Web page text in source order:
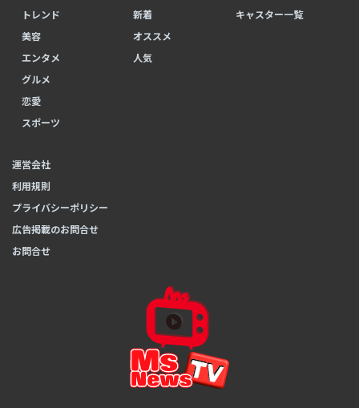
トレンド
美容
エンタメ
グルメ
恋愛
スポーツ
新着
オススメ
人気
キャスター一覧
運営会社
利用規則
プライバシーポリシー
広告掲載のお問合せ
お問合せ